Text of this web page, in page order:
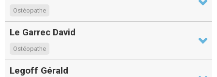
Ostéopathe
Le Garrec David
Ostéopathe
Legoff Gérald